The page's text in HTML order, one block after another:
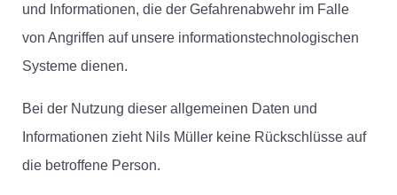
und Informationen, die der Gefahrenabwehr im Falle
von Angriffen auf unsere informationstechnologischen
Systeme dienen.
Bei der Nutzung dieser allgemeinen Daten und
Informationen zieht Nils Müller keine Rückschlüsse auf
die betroffene Person.